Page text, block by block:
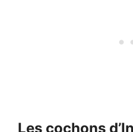
Les cochons